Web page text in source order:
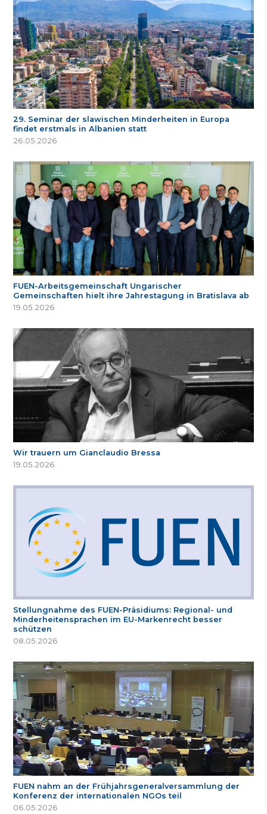
29. Seminar der slawischen Minderheiten in Europa
findet erstmals in Albanien statt
26.05.2026
FUEN-Arbeitsgemeinschaft Ungarischer
Gemeinschaften hielt ihre Jahrestagung in Bratislava ab
19.05.2026
Wir trauern um Gianclaudio Bressa
19.05.2026
Stellungnahme des FUEN-Präsidiums: Regional- und
Minderheitensprachen im EU-Markenrecht besser
schützen
08.05.2026
FUEN nahm an der Frühjahrsgeneralversammlung der
Konferenz der internationalen NGOs teil
06.05.2026